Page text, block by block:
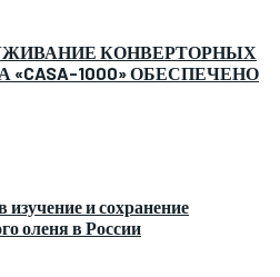
КОНВЕРТОРНЫХ
1000» ОБЕСПЕЧЕНО
изучение и сохранение
оленя в России